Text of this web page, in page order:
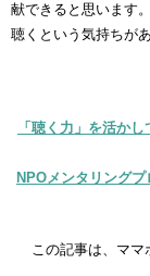
献できると思います
聴くという気持ちが
「聴く力」を活か
NPOメンタリング
この記事は、ママ